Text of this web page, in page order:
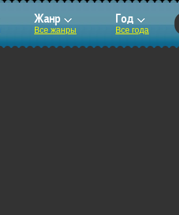
Жанр
Все жанры
Год
Все года